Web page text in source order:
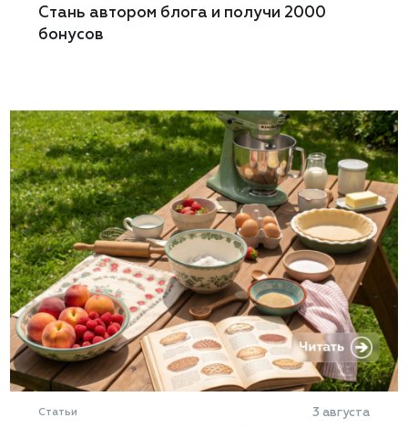
Стань автором блога и получи 2000
бонусов
Статьи 3 августа